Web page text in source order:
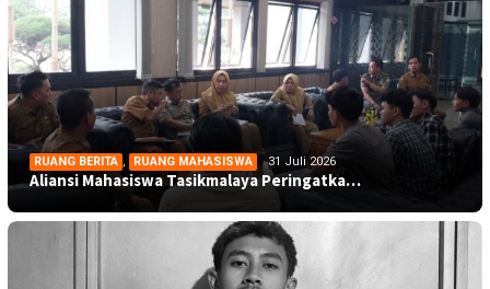
RUANG BERITA , RUANG MAHASISWA 31 Juli 2026
Aliansi Mahasiswa Tasikmalaya Peringatka…